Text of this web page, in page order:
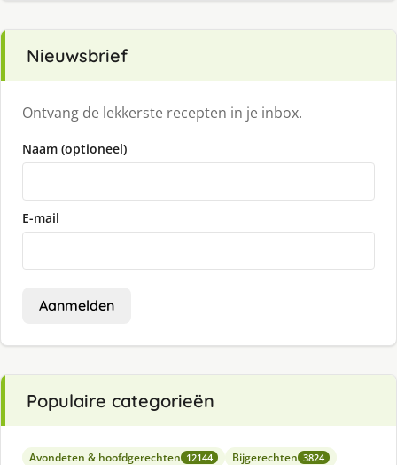
Nieuwsbrief
Ontvang de lekkerste recepten in je inbox.
Naam (optioneel)
E-mail
Aanmelden
Populaire categorieën
Avondeten & hoofdgerechten 12144 Bijgerechten 3824